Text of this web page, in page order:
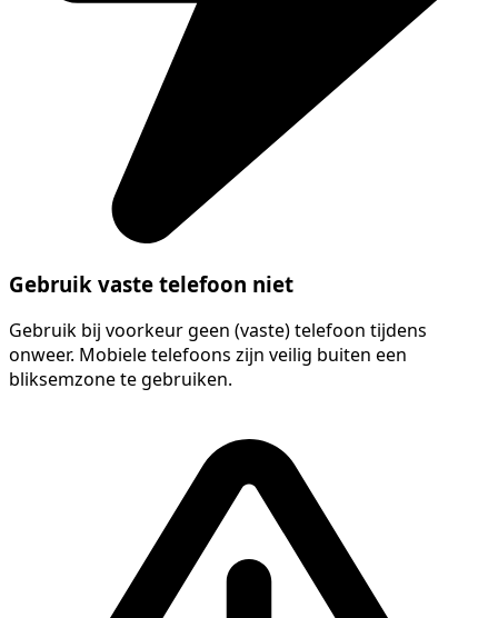
Gebruik vaste telefoon niet
Gebruik bij voorkeur geen (vaste) telefoon tijdens
onweer. Mobiele telefoons zijn veilig buiten een
bliksemzone te gebruiken.